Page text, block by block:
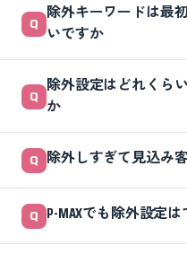
除外キーワードは最
いですか
人」「個人」など、明らかに買
けで、初期の無駄打ちを大きく
ポートを見て追加していきまし
除外設定はどれくら
か
で、一度設定したら終わりでは
ックされたのにCVゼロ」の語句
か月続けると効果が見えてきま
除外しすぎて見込み
めて「本当にCVにつながって
う。広い語句はフレーズ一致を
P-MAXでも除外設定